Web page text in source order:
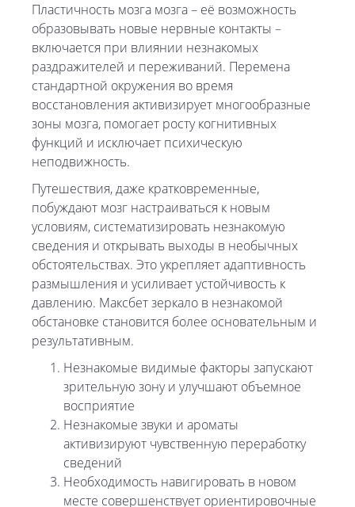
Пластичность мозга мозга – её возможность
образовывать новые нервные контакты –
включается при влиянии незнакомых
раздражителей и переживаний. Перемена
стандартной окружения во время
восстановления активизирует многообразные
зоны мозга, помогает росту когнитивных
функций и исключает психическую
неподвижность.
Путешествия, даже кратковременные,
побуждают мозг настраиваться к новым
условиям, систематизировать незнакомую
сведения и открывать выходы в необычных
обстоятельствах. Это укрепляет адаптивность
размышления и усиливает устойчивость к
давлению. Максбет зеркало в незнакомой
обстановке становится более основательным и
результативным.
Незнакомые видимые факторы запускают
зрительную зону и улучшают объемное
восприятие
Незнакомые звуки и ароматы
активизируют чувственную переработку
сведений
Необходимость навигировать в новом
месте совершенствует ориентировочные